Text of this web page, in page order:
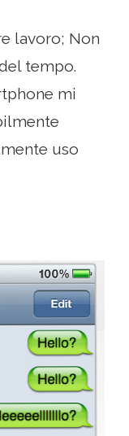
lavoro; Non
tempo.
mi
uso